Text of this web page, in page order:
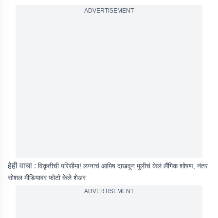
ADVERTISEMENT
हेही वाचा : विकृतीची परिसीमा! लग्नाचं आमिष दाखवून मुलीचं केलं लैंगिक शोषण, नंतर
सोशल मीडियावर फोटो केले शेअर
ADVERTISEMENT